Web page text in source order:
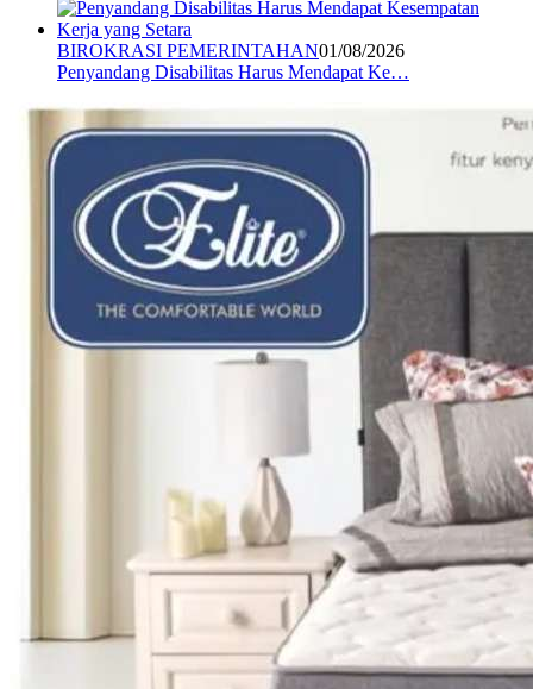
BIROKRASI PEMERINTAHAN01/08/2026
Penyandang Disabilitas Harus Mendapat Ke…